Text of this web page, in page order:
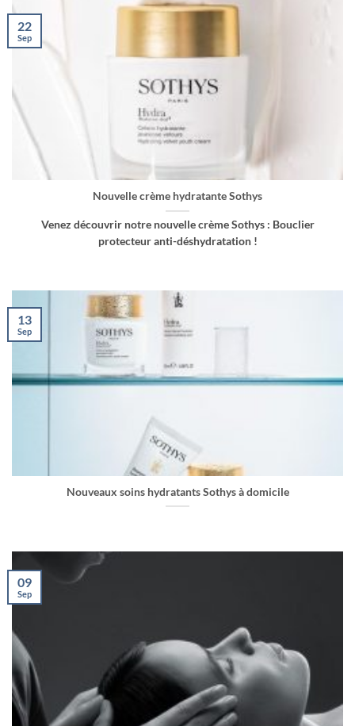
Nouvelle crème hydratante Sothys
Venez découvrir notre nouvelle crème Sothys : Bouclier
protecteur anti-déshydratation !
22
Sep
Nouveaux soins hydratants Sothys à domicile
13
Sep
09
Sep